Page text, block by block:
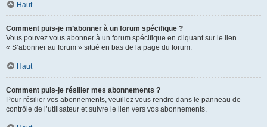
Haut
Comment puis-je m’abonner à un forum spécifique ?
Vous pouvez vous abonner à un forum spécifique en cliquant sur le lien
« S’abonner au forum » situé en bas de la page du forum.
Haut
Comment puis-je résilier mes abonnements ?
Pour résilier vos abonnements, veuillez vous rendre dans le panneau de
contrôle de l’utilisateur et suivre le lien vers vos abonnements.